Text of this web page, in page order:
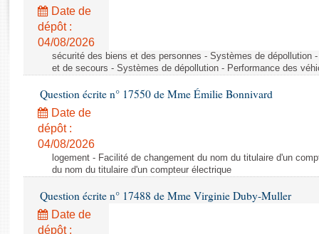
Rapports législatifs
Rapports sur l'application des lois
Baromètre de l’application des lois
Dossiers législatifs
Budget et sécurité sociale
Questions écrites et orales
Comptes rendus des débats
Date de
dépôt :
04/08/2026
sécurité des biens et des personnes - Systèmes de dépollution
et de secours - Systèmes de dépollution - Performance des
Question écrite n° 17550 de Mme Émilie Bonnivard
Date de
dépôt :
04/08/2026
logement - Facilité de changement du nom du titulaire d'un
du nom du titulaire d'un compteur électrique
Question écrite n° 17488 de Mme Virginie Duby-Muller
Date de
dépôt :